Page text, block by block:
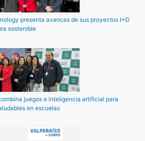
presenta avances de sus proyectos I+D
sostenible
juegos e inteligencia artificial para
en escuelas